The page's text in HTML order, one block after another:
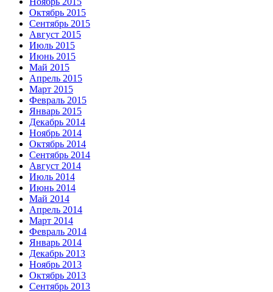
Октябрь 2015
Сентябрь 2015
Август 2015
Июль 2015
Июнь 2015
Май 2015
Апрель 2015
Март 2015
Февраль 2015
Январь 2015
Декабрь 2014
Ноябрь 2014
Октябрь 2014
Сентябрь 2014
Август 2014
Июль 2014
Июнь 2014
Май 2014
Апрель 2014
Март 2014
Февраль 2014
Январь 2014
Декабрь 2013
Ноябрь 2013
Октябрь 2013
Сентябрь 2013